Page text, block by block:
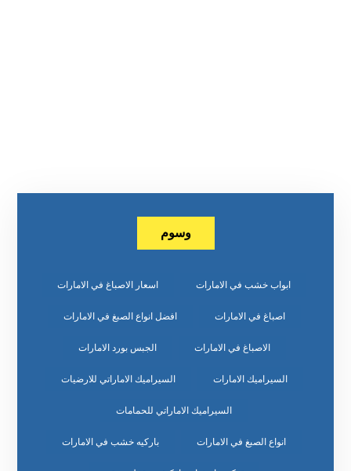
وسوم
ابواب خشب في الامارات اسعار الاصباغ في الامارات
اصباغ في الامارات افضل انواع الصبغ في الامارات
الاصباغ في الامارات الجبس بورد الامارات
السيراميك الامارات السيراميك الاماراتي للارضيات
السيراميك الاماراتي للحمامات
انواع الصبغ في الامارات باركيه خشب في الامارات